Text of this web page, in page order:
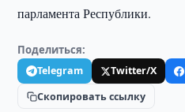
парламента Республики.
Поделиться:
Telegram Twitter/X
Скопировать ссылку